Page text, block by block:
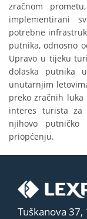
zračnom
implementirani
potrebne
putnika, odnosno
Upravo u tijeku
dolaska putnika
unutarnjim
preko zračnih luka
interes turista za
njihovo
priopćenju.
Tuškanova